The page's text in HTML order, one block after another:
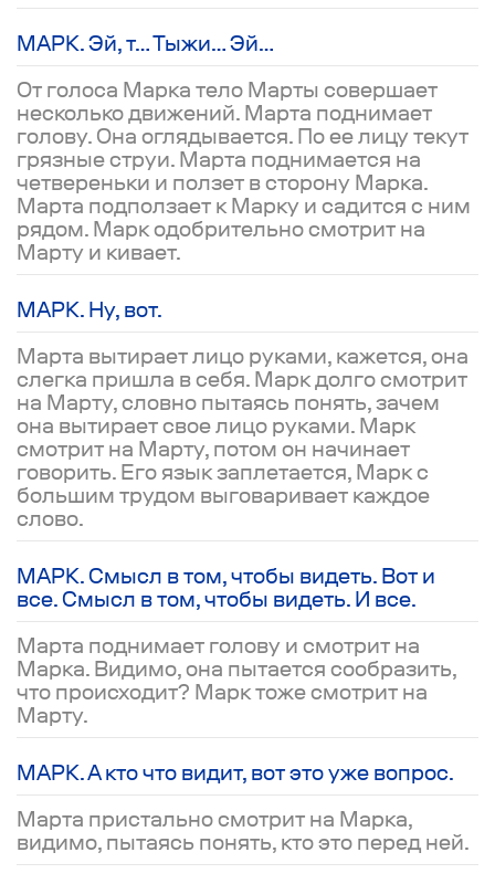
МАРК. Эй, т… Тыжи… Эй…
От голоса Марка тело Марты совершает
несколько движений. Марта поднимает
голову. Она оглядывается. По ее лицу текут
грязные струи. Марта поднимается на
четвереньки и ползет в сторону Марка.
Марта подползает к Марку и садится с ним
рядом. Марк одобрительно смотрит на
Марту и кивает.
МАРК. Ну, вот.
Марта вытирает лицо руками, кажется, она
слегка пришла в себя. Марк долго смотрит
на Марту, словно пытаясь понять, зачем
она вытирает свое лицо руками. Марк
смотрит на Марту, потом он начинает
говорить. Его язык заплетается, Марк с
большим трудом выговаривает каждое
слово.
МАРК. Смысл в том, чтобы видеть. Вот и
все. Смысл в том, чтобы видеть. И все.
Марта поднимает голову и смотрит на
Марка. Видимо, она пытается сообразить,
что происходит? Марк тоже смотрит на
Марту.
МАРК. А кто что видит, вот это уже вопрос.
Марта пристально смотрит на Марка,
видимо, пытаясь понять, кто это перед ней.